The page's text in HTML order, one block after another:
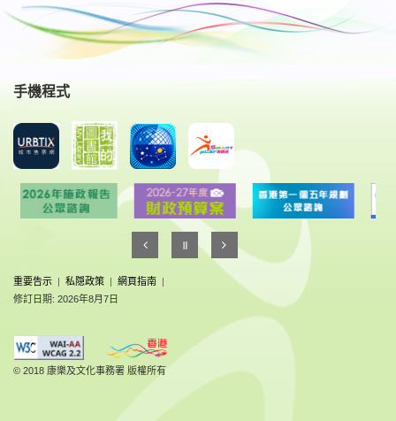
手機程式
重要告示 | 私隠政策 | 網頁指南 |
修訂日期: 2026年8月7日
© 2018 康樂及文化事務署 版權所有